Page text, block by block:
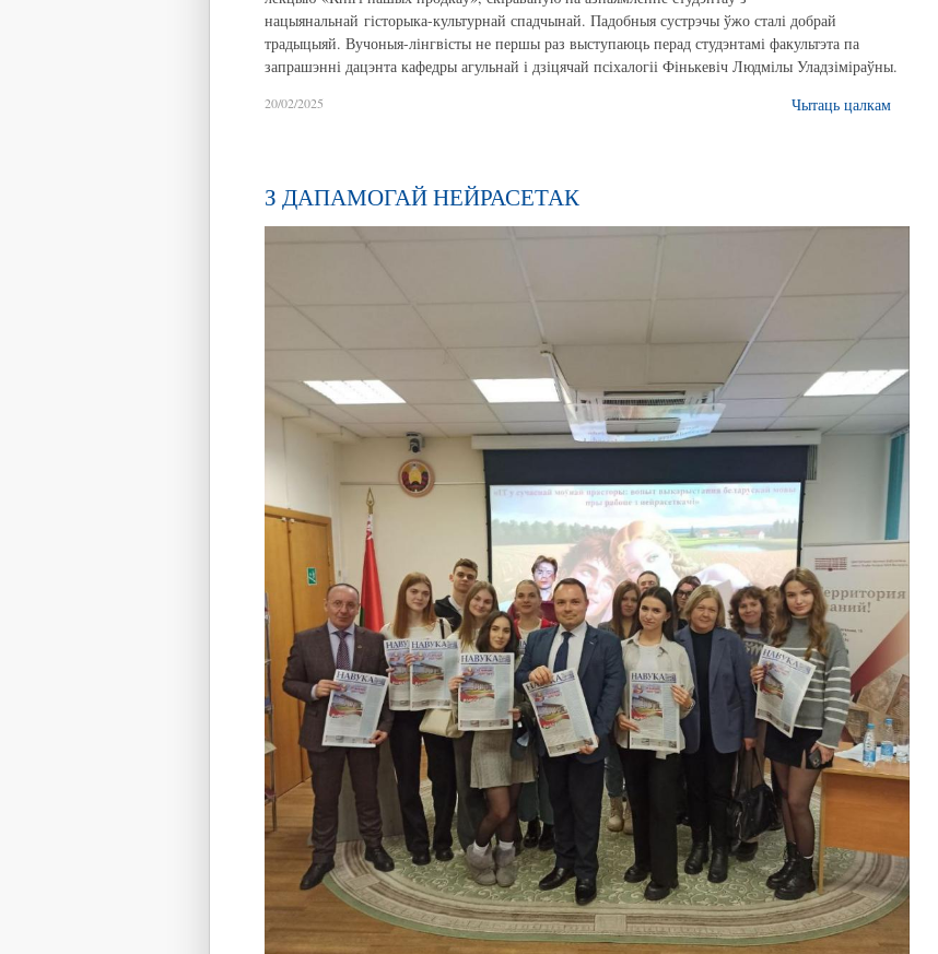
нацыянальнай гісторыка-культурнай спадчынай. Падобныя сустрэчы ўжо сталі добрай
традыцыяй. Вучоныя-лінгвісты не першы раз выступаюць перад студэнтамі факультэта па
запрашэнні дацэнта кафедры агульнай і дзіцячай псіхалогіі Фінькевіч Людмілы Уладзіміраўны.
20/02/2025 Чытаць цалкам
З ДАПАМОГАЙ НЕЙРАСЕТАК